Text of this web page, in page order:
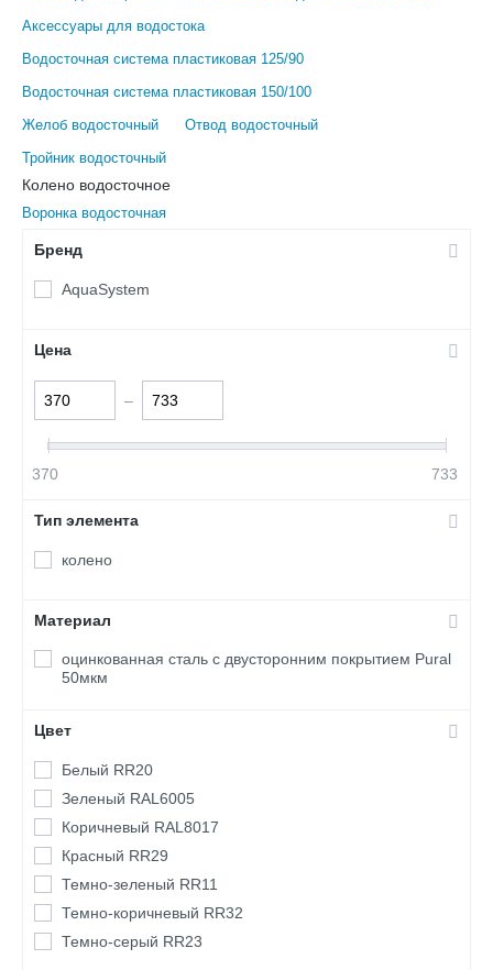
Аксессуары для водостока
Водосточная система пластиковая 125/90
Водосточная система пластиковая 150/100
Желоб водосточный
Отвод водосточный
Тройник водосточный
Колено водосточное
Воронка водосточная
Бренд
AquaSystem
Цена
–
370 733
Тип элемента
колено
Материал
оцинкованная сталь с двусторонним покрытием Pural
50мкм
Цвет
Белый RR20
Зеленый RAL6005
Коричневый RAL8017
Красный RR29
Темно-зеленый RR11
Темно-коричневый RR32
Темно-серый RR23